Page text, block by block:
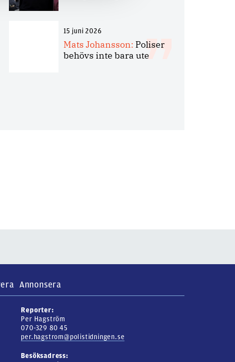
15 juni 2026
Mats Johansson: Poliser
behövs inte bara ute
Annonsera
Reporter:
Per Hagström
070-329 80 45
per.hagstrom@polistidningen.se
Besöksadress: